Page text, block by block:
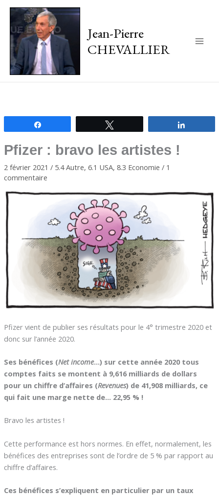
Jean-Pierre
CHEVALLIER
Pfizer : bravo les artistes !
2 février 2021 / 5.4 Autre, 6.1 USA, 8.3 Economie / 1
commentaire
Pfizer vient de publier ses résultats pour le 4° trimestre 2020 et
donc sur l’année 2020.
Ses bénéfices (Net income…) sur cette année 2020 tous
comptes faits se montent à 9,616 milliards de dollars
pour un chiffre d’affaires (Revenues) de 41,908 milliards, ce
qui fait une marge nette de… 22,95 % !
Bravo les artistes !
Cette performance est hors normes. En effet, normalement, les
bénéfices des entreprises sont de l’ordre de 5 % par rapport au
chiffre d’affaires.
Ces bénéfices s’expliquent en particulier par un taux